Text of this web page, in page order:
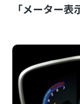
「メーター